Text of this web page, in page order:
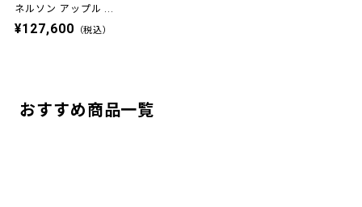
ネルソン アップル ...
¥127,600 （税込）
おすすめ商品一覧